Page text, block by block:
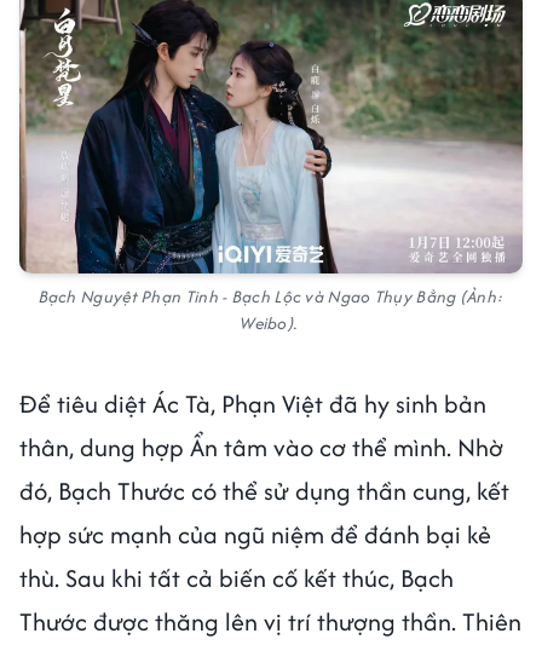
Bạch Nguyệt Phạn Tinh - Bạch Lộc và Ngao Thụy Bằng (Ảnh:
Weibo).
Để tiêu diệt Ác Tà, Phạn Việt đã hy sinh bản
thân, dung hợp Ẩn tâm vào cơ thể mình. Nhờ
đó, Bạch Thước có thể sử dụng thần cung, kết
hợp sức mạnh của ngũ niệm để đánh bại kẻ
thù. Sau khi tất cả biến cố kết thúc, Bạch
Thước được thăng lên vị trí thượng thần. Thiên